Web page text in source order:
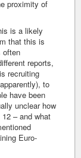
proximity of
is a likely
that this is
often
reports,
recruiting
to
have been
unclear how
– and what
Euro-